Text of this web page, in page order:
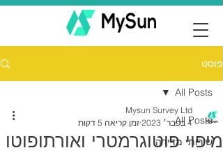
פוסט
All Posts
שירותי מדידה
All Posts
מיפוי פוטוגרמטרי ואורתופוטו
Mysun Survey Ltd
4 בפבר׳ 2023
זמן קריאה 5 דקות